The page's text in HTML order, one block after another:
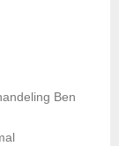
Ben